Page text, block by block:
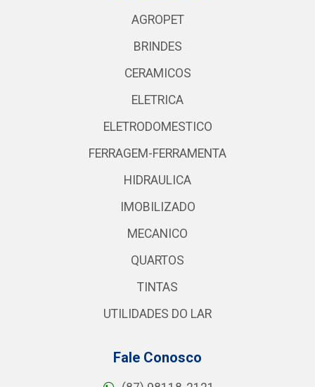
AGROPET
BRINDES
CERAMICOS
ELETRICA
ELETRODOMESTICO
FERRAGEM-FERRAMENTA
HIDRAULICA
IMOBILIZADO
MECANICO
QUARTOS
TINTAS
UTILIDADES DO LAR
Fale Conosco